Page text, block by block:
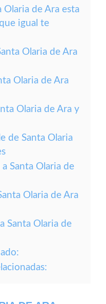
Olaria de Ara esta
igual te
Olaria de Ara
Olaria de Ara
Olaria de Ara y
de Santa Olaria
Santa Olaria de
Olaria de Ara
Santa Olaria de